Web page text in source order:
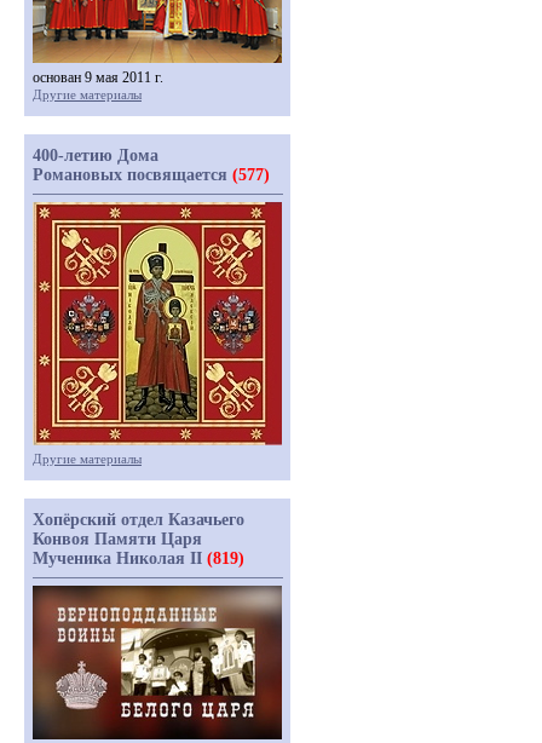
основан 9 мая 2011 г.
Другие материалы
400-летию Дома
Романовых посвящается (577)
Другие материалы
Хопёрский отдел Казачьего
Конвоя Памяти Царя
Мученика Николая II (819)